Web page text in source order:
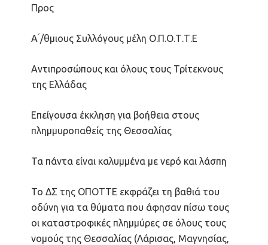
Προς
Α ́/θμιους Συλλόγους μέλη Ο.Π.Ο.Τ.Τ.Ε
Αντιπροσώπους και όλους τους Τρίτεκνους
της Ελλάδας
Επείγουσα έκκληση για βοήθεια στους
πλημμυροπαθείς της Θεσσαλίας
Τα πάντα είναι καλυμμένα με νερό και λάσπη
Το ΔΣ της ΟΠΟΤΤΕ εκφράζει τη βαθιά του
οδύνη για τα θύματα που άφησαν πίσω τους
οι καταστροφικές πλημμύρες σε όλους τους
νομούς της Θεσσαλίας (Λάρισας, Μαγνησίας,